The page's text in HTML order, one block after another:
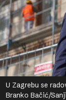
U Zagrebu se
Branko Bačić/